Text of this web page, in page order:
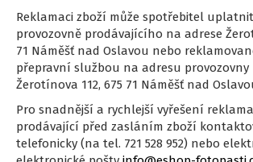
Reklamaci zboží může spotřebitel
provozovně prodávajícího na adrese
71 Náměšť nad Oslavou nebo
přepravní službou na adresu
Žerotínova 112, 675 71 Náměšť nad
Pro snadnější a rychlejší vyřešení
prodávající před zasláním zboží
telefonicky (na tel. 721 528 952) nebo